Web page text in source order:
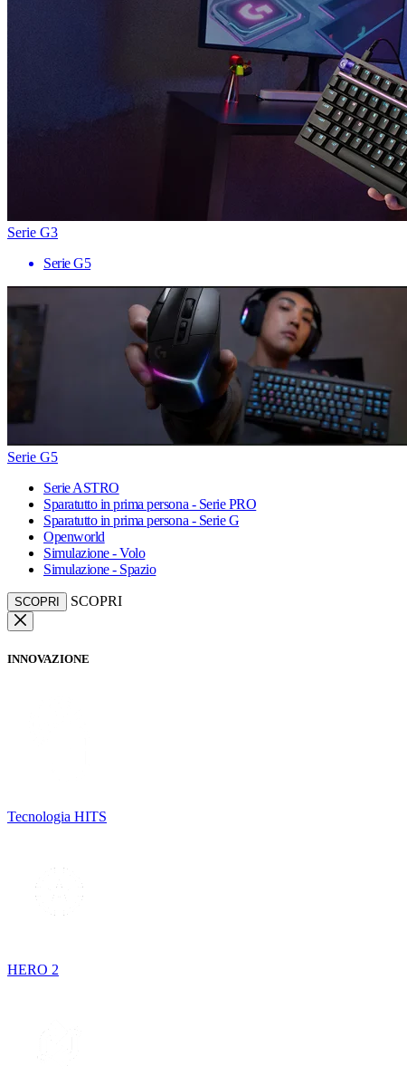
Serie G3
Serie G5
Serie G5
Serie ASTRO
Sparatutto in prima persona - Serie PRO
Sparatutto in prima persona - Serie G
Openworld
Simulazione - Volo
Simulazione - Spazio
SCOPRI SCOPRI
INNOVAZIONE
Tecnologia HITS
HERO 2